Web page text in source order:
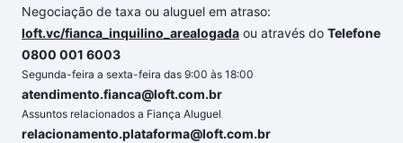
Negociação de taxa ou aluguel em atraso:
loft.vc/fianca_inquilino_arealogada ou através do Telefone
0800 001 6003
Segunda-feira a sexta-feira das 9:00 às 18:00
atendimento.fianca@loft.com.br
Assuntos relacionados a Fiança Aluguel
relacionamento.plataforma@loft.com.br